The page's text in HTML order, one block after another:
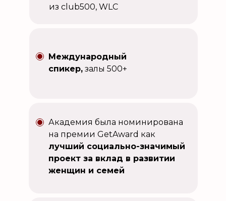
Академия была номинирована
на премии GetAward как
лучший социально-значимый
проект за вклад в развитии
женщин и семей
Международный
спикер, залы 500+
из club500, WLC